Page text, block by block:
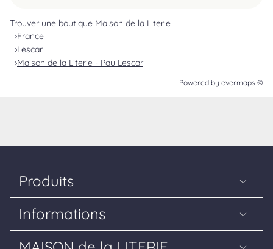
Trouver une boutique Maison de la Literie
France
Lescar
Maison de la Literie - Pau Lescar
Powered by evermaps ©
Produits
Matelas
Sommiers
Têtes de lit
Informations